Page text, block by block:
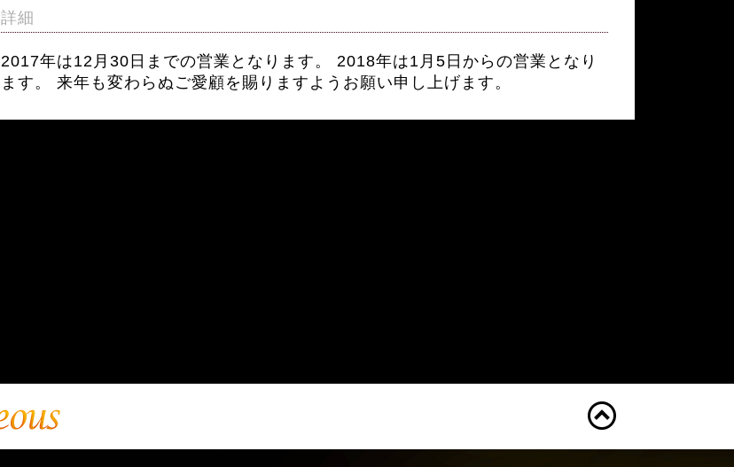
詳細
2017年は12月30日までの営業となります。 2018年は1月5日からの営業となり
ます。 来年も変わらぬご愛顧を賜りますようお願い申し上げます。